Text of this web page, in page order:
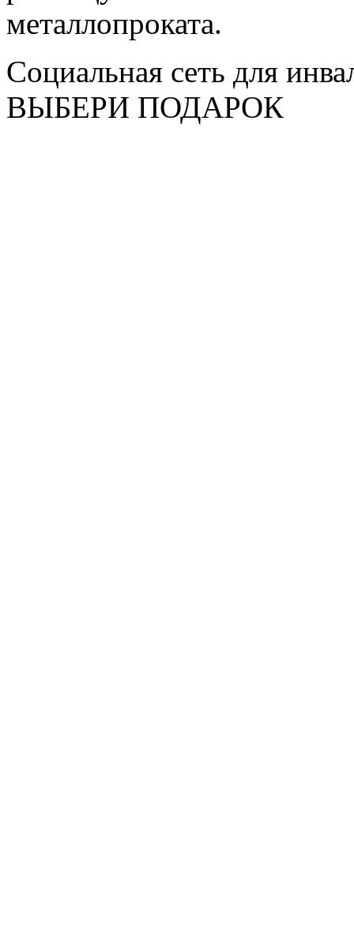
металлопроката.
Социальная сеть для
ВЫБЕРИ ПОДАРОК